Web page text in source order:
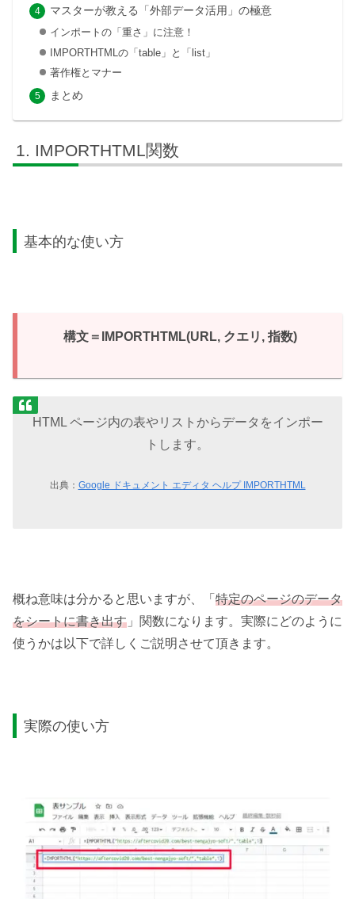
マスターが教える「外部データ活用」の極意
インポートの「重さ」に注意！
IMPORTHTMLの「table」と「list」
著作権とマナー
まとめ
IMPORTHTML関数
基本的な使い方
構文＝IMPORTHTML(URL, クエリ, 指数)
HTML ページ内の表やリストからデータをインポー
トします。
出典： Google ドキュメント エディタ ヘルプ IMPORTHTML
概ね意味は分かると思いますが、「 特定のページのデータ
をシートに書き出す 」関数になります。実際にどのように
使うかは以下で詳しくご説明させて頂きます。
実際の使い方